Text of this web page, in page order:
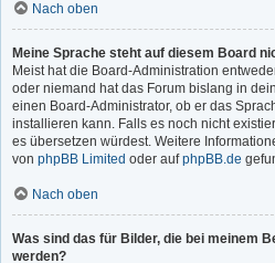
Nach oben
Meine Sprache steht auf diesem Board
Meist hat die Board-Administration
oder niemand hat das Forum bislang in
einen Board-Administrator, ob er das
installieren kann. Falls es noch nicht
es übersetzen würdest. Weitere
von phpBB Limited oder aufphpBB.de
Nach oben
Was sind das für Bilder, die bei meinem
werden?